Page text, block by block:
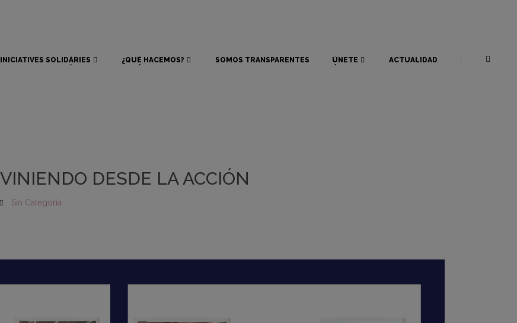
INICIATIVES SOLIDÀRIES
¿QUÉ HACEMOS?
SOMOS TRANSPARENTES
ÚNETE
ACTUALIDAD
DESDE LA ACCIÓN
Sin Categoría